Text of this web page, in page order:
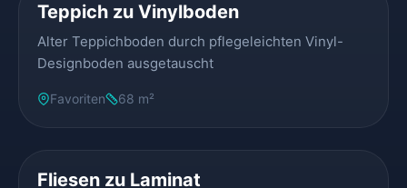
Teppich zu Vinylboden
Alter Teppichboden durch pflegeleichten Vinyl-
Designboden ausgetauscht
Favoriten 68 m²
Fliesen zu Laminat